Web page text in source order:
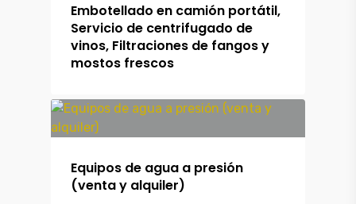
Embotellado en camión portátil,
Servicio de centrifugado de
vinos, Filtraciones de fangos y
mostos frescos
Equipos de agua a presión
(venta y alquiler)